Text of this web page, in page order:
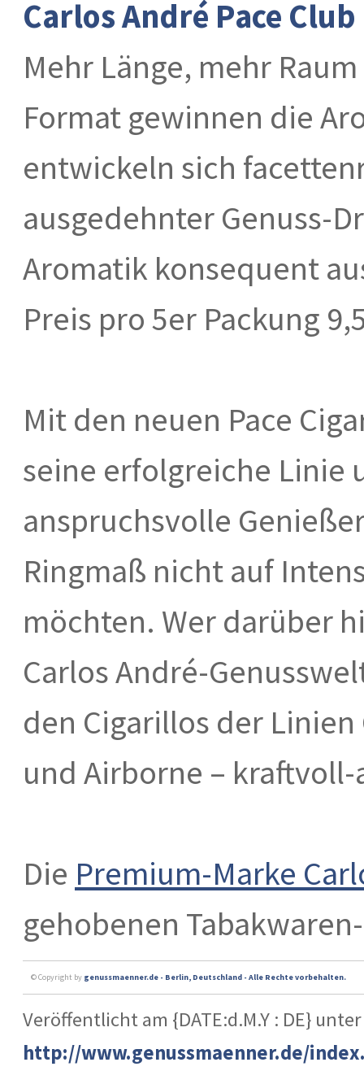
Carlos André Pace
Mehr Länge, mehr
Format gewinnen die
entwickeln sich
ausgedehnter Genuss-
Aromatik konsequent
Preis pro 5er Packung
Mit den neuen Pace
seine erfolgreiche Linie
anspruchsvolle
Ringmaß nicht auf
möchten. Wer darüber
Carlos André-
den Cigarillos der
und Airborne –
Die Premium-Marke
gehobenen
© Copyright by genussmaenner.de - Berlin, Deutschland - Alle Rechte vorbehalten.
Veröffentlicht am {DATE:d.M.Y : DE}
http://www.genussmaenner.de/